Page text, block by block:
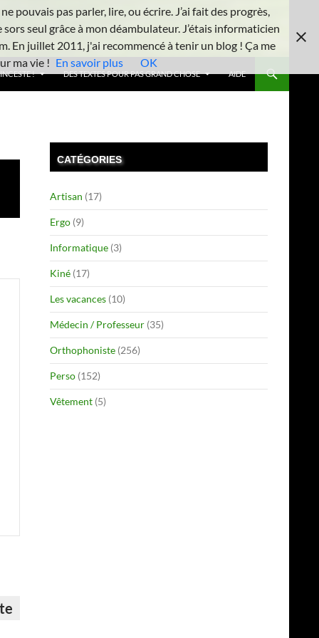
! DES TEXTES POUR PAS GRAND CHOSE AIDE
CATÉGORIES
Artisan (17)
Ergo (9)
Informatique (3)
Kiné (17)
Les vacances (10)
Médecin / Professeur (35)
Orthophoniste (256)
Perso (152)
Vêtement (5)
pouvais pas parler, lire, ou écrire. J’ai fait des progrès,
seul grâce à mon déambulateur. J’étais informaticien
En juillet 2011, j'ai recommencé à tenir un blog ! Ça me
ma vie ! En savoir plus OK